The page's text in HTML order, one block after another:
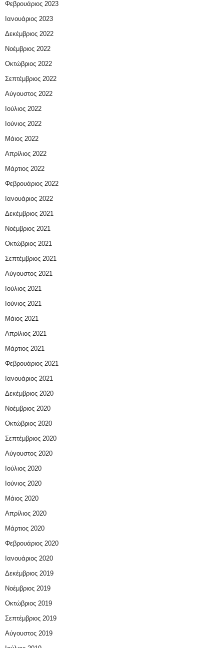
Φεβρουάριος 2023
Ιανουάριος 2023
Δεκέμβριος 2022
Νοέμβριος 2022
Οκτώβριος 2022
Σεπτέμβριος 2022
Αύγουστος 2022
Ιούλιος 2022
Ιούνιος 2022
Μάιος 2022
Απρίλιος 2022
Μάρτιος 2022
Φεβρουάριος 2022
Ιανουάριος 2022
Δεκέμβριος 2021
Νοέμβριος 2021
Οκτώβριος 2021
Σεπτέμβριος 2021
Αύγουστος 2021
Ιούλιος 2021
Ιούνιος 2021
Μάιος 2021
Απρίλιος 2021
Μάρτιος 2021
Φεβρουάριος 2021
Ιανουάριος 2021
Δεκέμβριος 2020
Νοέμβριος 2020
Οκτώβριος 2020
Σεπτέμβριος 2020
Αύγουστος 2020
Ιούλιος 2020
Ιούνιος 2020
Μάιος 2020
Απρίλιος 2020
Μάρτιος 2020
Φεβρουάριος 2020
Ιανουάριος 2020
Δεκέμβριος 2019
Νοέμβριος 2019
Οκτώβριος 2019
Σεπτέμβριος 2019
Αύγουστος 2019